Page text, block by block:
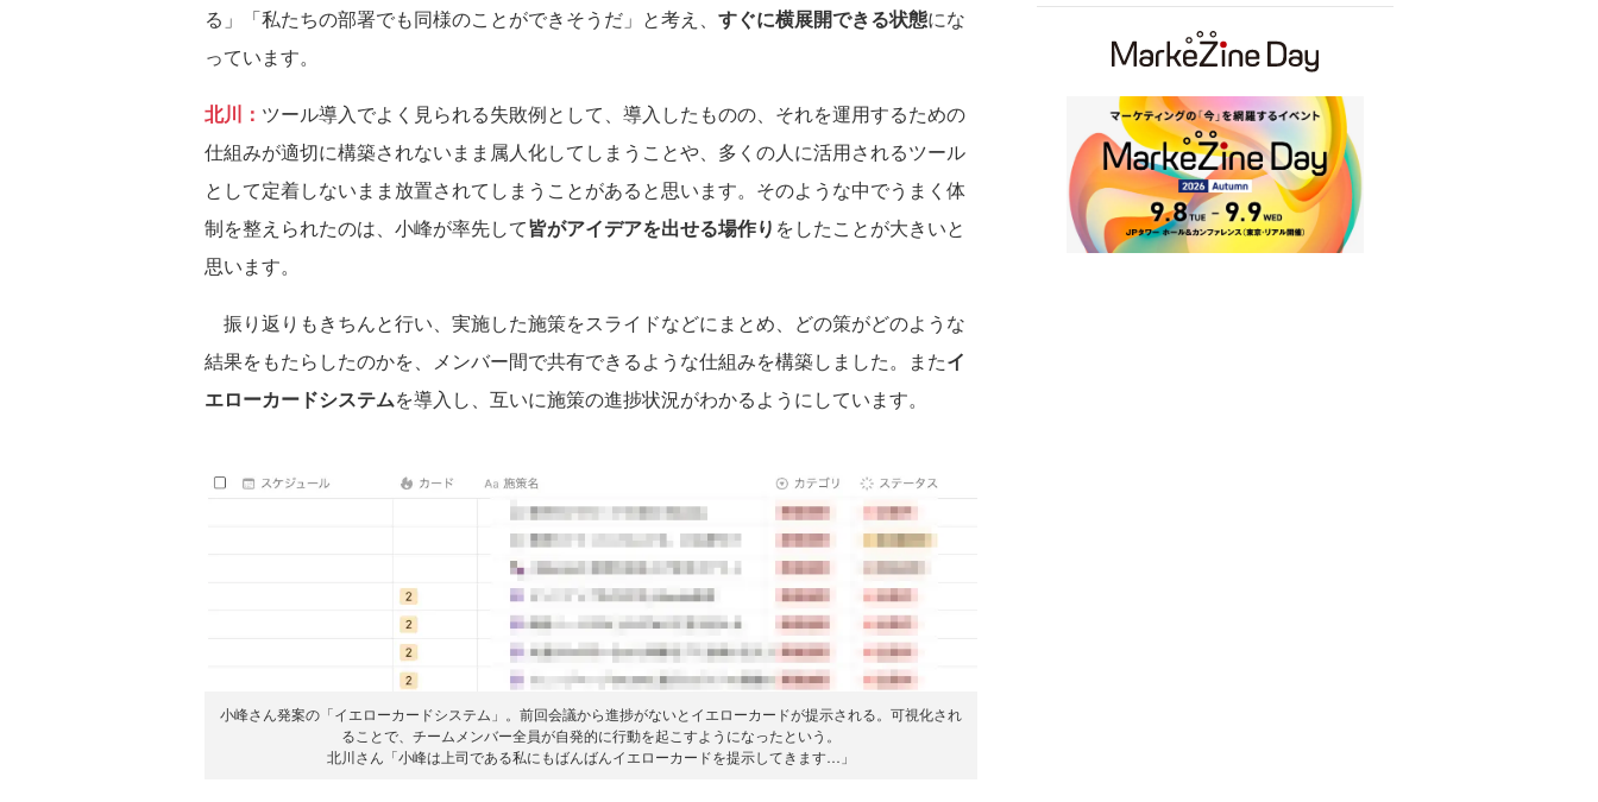
る」「私たちの部署でも同様のことができそうだ」と考え、 すぐに横展開できる状態にな
っています。
北川： ツール導入でよく見られる失敗例として、導入したものの、それを運用するための
仕組みが適切に構築されないまま属人化してしまうことや、多くの人に活用されるツール
として定着しないまま放置されてしまうことがあると思います。そのような中でうまく体
制を整えられたのは、小峰が率先して皆がアイデアを出せる場作り をしたことが大きいと
思います。
振り返りもきちんと行い、実施した施策をスライドなどにまとめ、どの策がどのような
結果をもたらしたのかを、メンバー間で共有できるような仕組みを構築しました。またイ
エローカードシステムを導入し、互いに施策の進捗状況がわかるようにしています。
小峰さん発案の「イエローカードシステム」。前回会議から進捗がないとイエローカードが提示される。可視化され
ることで、チームメンバー全員が自発的に行動を起こすようになったという。
北川さん「小峰は上司である私にもばんばんイエローカードを提示してきます…」